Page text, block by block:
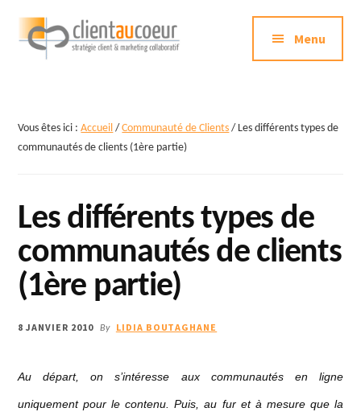
contenu
Additional
menu
expériences
mémorables
ROI
Menu
Vous êtes ici :Accueil / Communauté de Clients /Les différents types de
communautés de clients (1ère partie)
Les différents types de
communautés de clients
(1ère partie)
8 JANVIER 2010 By LIDIA BOUTAGHANE
Au départ, on s’intéresse aux communautés en ligne
uniquement pour le contenu. Puis, au fur et à mesure que la